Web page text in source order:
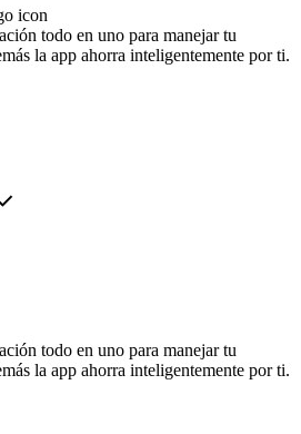
todo en uno para manejar tu
la app ahorra inteligentemente por ti.
todo en uno para manejar tu
la app ahorra inteligentemente por ti.